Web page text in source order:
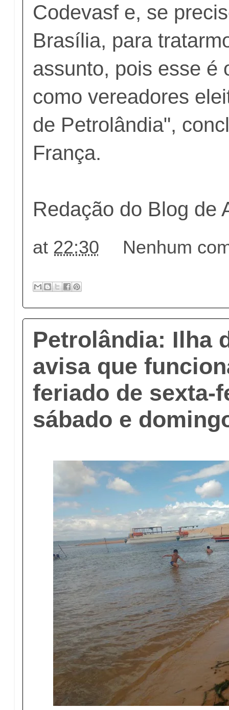
Codevasf e, se
Brasília, para
assunto, pois esse é
como vereadores
de Petrolândia",
França.
Redação do Blog de
at 22:30 Nenhum
Petrolândia: Ilha
avisa que
feriado de sexta-
sábado e